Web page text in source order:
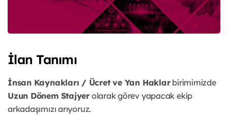
İlan Tanımı
İnsan Kaynakları / Ücret ve Yan Haklarbirimimizde
Uzun Dönem Stajyerolarak görev yapacak ekip
arkadaşımızı arıyoruz.